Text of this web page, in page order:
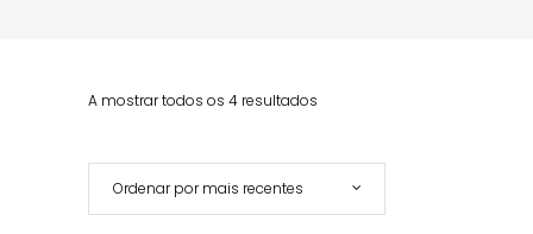
A mostrar todos os 4 resultados
Ordenar por mais recentes